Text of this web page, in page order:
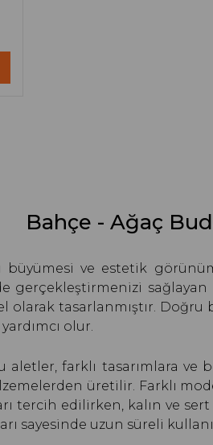
Bahçe - Ağaç
büyümesi ve estetik
gerçekleştirmenizi
olarak tasarlanmıştır.
yardımcı olur.
aletler, farklı tasarımlara
üretilir. Farklı
tercih edilirken, kalın ve
sayesinde uzun süreli